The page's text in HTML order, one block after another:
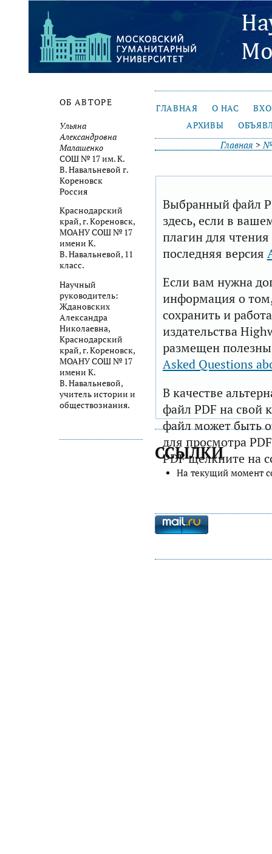
ОБ АВТОРЕ
Ульяна
Александровна
Малашенко
СОШ № 17 им. К.
В. Навальневой г.
Кореновск
Россия
Краснодарский
край, г. Кореновск,
МОАНУ СОШ № 17
имени К.
В. Навальневой, 11
класс.
Научный
руководитель:
Ждановских
Александра
Николаевна,
Краснодарский
край, г. Кореновск,
МОАНУ СОШ № 17
имени К.
В. Навальневой,
учитель истории и
обществознания.
ГЛАВНАЯ О НАС
АРХИВЫ
Главная >№
Выбранный файл
здесь, если в
плагин для
последняя версия
Если вам нужна
информация о том,
сохранить и
издательства
размещен
Asked Questions
В качестве
файл PDF на свой
файл может быть
для просмотра
PDF щелкните на
ССЫЛКИ
На текущий момент